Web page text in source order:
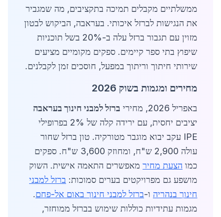
ממשלתיים מקבלים תמיכה בתקציבים, מה שמגביר
את הנגישות לברזל איכותי. בעראבה, הביקוש לבטון
מזוין עם תגבור ברזל עלה ב-20% בשל תוכניות
שיפוץ בתי ספר קיימים. ספקים מקומיים מציעים
שירותי חיתוך וריתוך במפעל, חוסכים זמן לקבלנים.
מחירים ומגמות בשוק 2026
באפריל 2026, מחירי
ברזל למבני חינוך בעראבה
יציבים יחסית, עם ירידה קלה של 2% בפרופילי
IPE עקב יבוא מוגבר מטורקיה. טון ברזל שחור
עולה 2,900 ש"ח, ומחוזק 3,600 ש"ח. ספקים
כמו הצעת מחיר מאפשרים התאמה אישית. השוק
מושפע גם מפרויקטים בערים סמוכות: ברזל למבני
חינוך בנהריה ו-ברזל למבני חינוך באום אל-פחם.
מגמות עתידיות כוללות שימוש בברזל ממוחזר,